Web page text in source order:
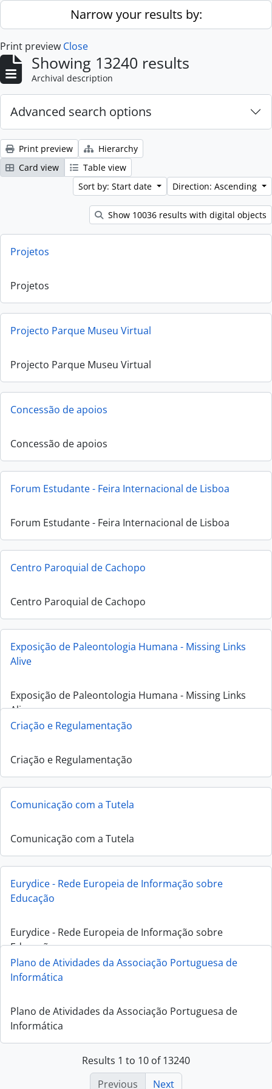
Skip to main contentNarrow your results by:
Print preview Close
Showing 13240 results
Archival description
Advanced search options
Print preview
Hierarchy
Card view
Table view
Sort by: Start date
Direction: Ascending
Show 10036 results with digital objects
Projetos
Projetos
Projecto Parque Museu Virtual
Projecto Parque Museu Virtual
Concessão de apoios
Concessão de apoios
Forum Estudante - Feira Internacional de Lisboa
Forum Estudante - Feira Internacional de Lisboa
Centro Paroquial de Cachopo
Centro Paroquial de Cachopo
Exposição de Paleontologia Humana - Missing Links
Alive
Exposição de Paleontologia Humana - Missing Links
Alive
Criação e Regulamentação
Criação e Regulamentação
Comunicação com a Tutela
Comunicação com a Tutela
Eurydice - Rede Europeia de Informação sobre
Educação
Eurydice - Rede Europeia de Informação sobre
Educação
Plano de Atividades da Associação Portuguesa de
Informática
Plano de Atividades da Associação Portuguesa de
Informática
Results 1 to 10 of 13240
Previous
Next